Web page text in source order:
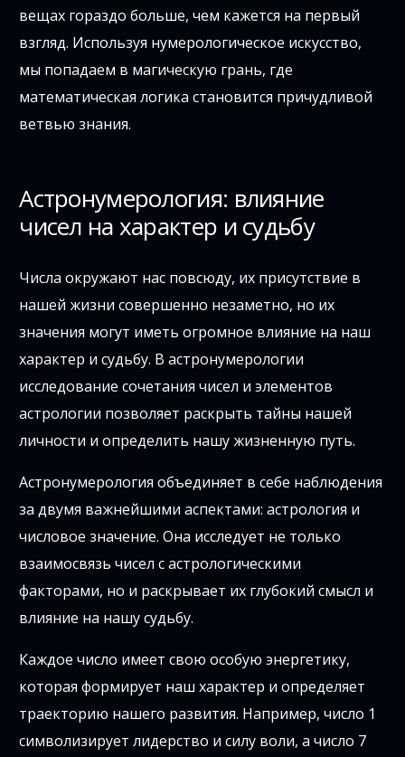
вещах гораздо больше, чем кажется на первый
взгляд. Используя нумерологическое искусство,
мы попадаем в магическую грань, где
математическая логика становится причудливой
ветвью знания.
Астронумерология: влияние
чисел на характер и судьбу
Числа окружают нас повсюду, их присутствие в
нашей жизни совершенно незаметно, но их
значения могут иметь огромное влияние на наш
характер и судьбу. В астронумерологии
исследование сочетания чисел и элементов
астрологии позволяет раскрыть тайны нашей
личности и определить нашу жизненную путь.
Астронумерология объединяет в себе наблюдения
за двумя важнейшими аспектами: астрология и
числовое значение. Она исследует не только
взаимосвязь чисел с астрологическими
факторами, но и раскрывает их глубокий смысл и
влияние на нашу судьбу.
Каждое число имеет свою особую энергетику,
которая формирует наш характер и определяет
траекторию нашего развития. Например, число 1
символизирует лидерство и силу воли, а число 7